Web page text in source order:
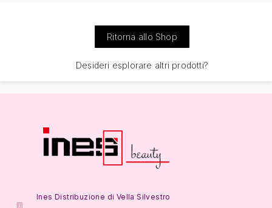
Ritorna allo Shop
Desideri esplorare altri prodotti?
Ines Distribuzione di Vella Silvestro